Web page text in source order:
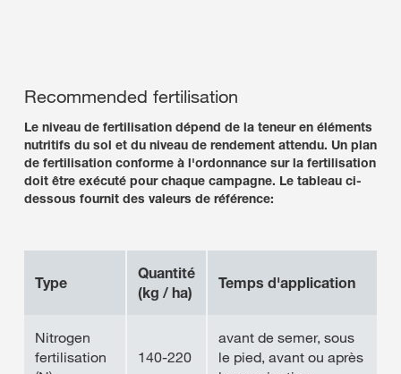
Recommended fertilisation
Le niveau de fertilisation dépend de la teneur en éléments
nutritifs du sol et du niveau de rendement attendu. Un plan
de fertilisation conforme à l'ordonnance sur la fertilisation
doit être exécuté pour chaque campagne. Le tableau ci-
dessous fournit des valeurs de référence:
Type
Quantité
(kg / ha)
Temps d'application
Nitrogen
fertilisation
140-220
avant de semer, sous
le pied, avant ou après